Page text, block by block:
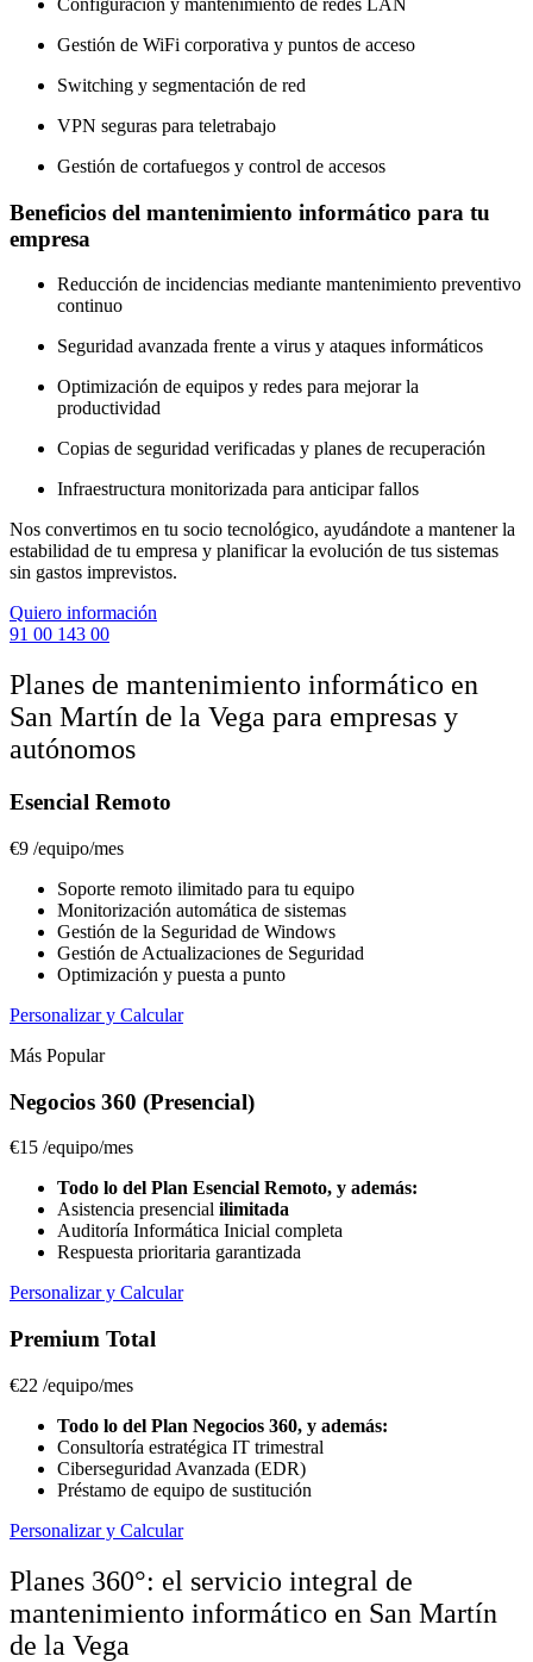
Configuración y mantenimiento de redes LAN
Gestión de WiFi corporativa y puntos de acceso
Switching y segmentación de red
VPN seguras para teletrabajo
Gestión de cortafuegos y control de accesos
Beneficios del mantenimiento informático para tu
empresa
Reducción de incidencias mediante mantenimiento preventivo
continuo
Seguridad avanzada frente a virus y ataques informáticos
Optimización de equipos y redes para mejorar la
productividad
Copias de seguridad verificadas y planes de recuperación
Infraestructura monitorizada para anticipar fallos
Nos convertimos en tu socio tecnológico, ayudándote a mantener la
estabilidad de tu empresa y planificar la evolución de tus sistemas
sin gastos imprevistos.
Quiero información
91 00 143 00
Planes de mantenimiento informático en
San Martín de la Vega para empresas y
autónomos
Esencial Remoto
€9 /equipo/mes
Soporte remoto ilimitado para tu equipo
Monitorización automática de sistemas
Gestión de la Seguridad de Windows
Gestión de Actualizaciones de Seguridad
Optimización y puesta a punto
Personalizar y Calcular
Más Popular
Negocios 360 (Presencial)
€15 /equipo/mes
Todo lo del Plan Esencial Remoto, y además:
Asistencia presencial ilimitada
Auditoría Informática Inicial completa
Respuesta prioritaria garantizada
Personalizar y Calcular
Premium Total
€22 /equipo/mes
Todo lo del Plan Negocios 360, y además:
Consultoría estratégica IT trimestral
Ciberseguridad Avanzada (EDR)
Préstamo de equipo de sustitución
Personalizar y Calcular
Planes 360°: el servicio integral de
mantenimiento informático en San Martín
de la Vega